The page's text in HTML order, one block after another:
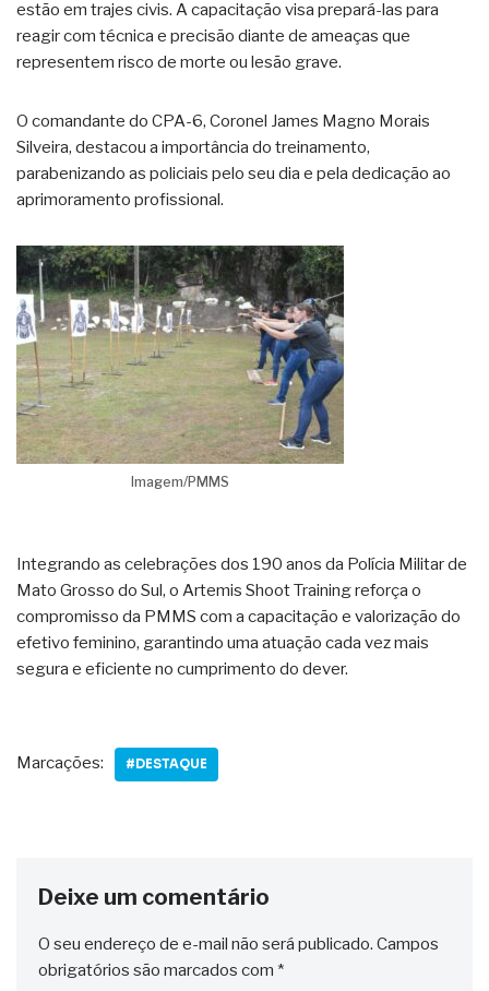
estão em trajes civis. A capacitação visa prepará-las para
reagir com técnica e precisão diante de ameaças que
representem risco de morte ou lesão grave.
O comandante do CPA-6, Coronel James Magno Morais
Silveira, destacou a importância do treinamento,
parabenizando as policiais pelo seu dia e pela dedicação ao
aprimoramento profissional.
Imagem/PMMS
Integrando as celebrações dos 190 anos da Polícia Militar de
Mato Grosso do Sul, o Artemis Shoot Training reforça o
compromisso da PMMS com a capacitação e valorização do
efetivo feminino, garantindo uma atuação cada vez mais
segura e eficiente no cumprimento do dever.
Marcações: #DESTAQUE
Deixe um comentário
O seu endereço de e-mail não será publicado. Campos
obrigatórios são marcados com *